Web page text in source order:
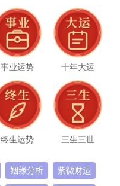
事业运势 十年大运
终生运势 三生三世
姻缘分析 紫微财运